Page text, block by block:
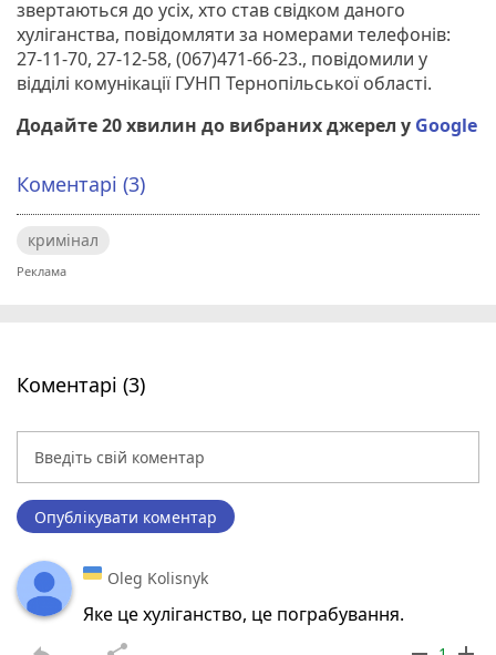
звертаються до усіх, хто став свідком даного
хуліганства, повідомляти за номерами телефонів:
27-11-70, 27-12-58, (067)471-66-23., повідомили у
відділі комунікації ГУНП Тернопільської області.
Додайте 20 хвилин до вибраних джерел у Google
Коментарі (3)
кримінал
Коментарі (3)
Опублікувати коментар
Oleg Kolisnyk
Яке це хуліганство, це пограбування.